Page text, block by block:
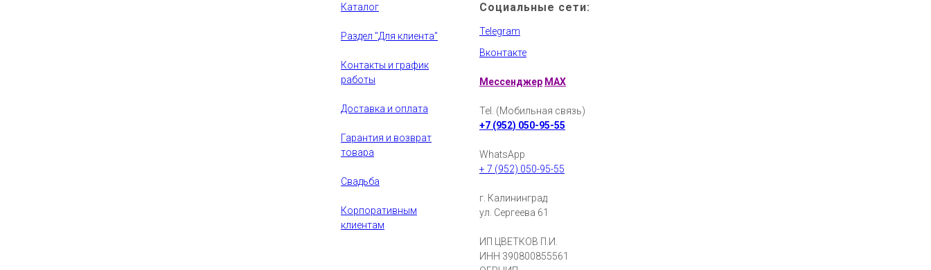
Каталог
Раздел "Для клиента"
Контакты и график
работы
Доставка и оплата
Гарантия и возврат
товара
Свадьба
Корпоративным
клиентам
Социальные сети:
Telegram
Вконтакте
Мессенджер MAX
Tel. (Мобильная связь)
+7 (952) 050-95-55
WhatsApp
+ 7 (952) 050-95-55
г. Калининград
ул. Сергеева 61
ИП ЦВЕТКОВ П.И.
ИНН 390800855561